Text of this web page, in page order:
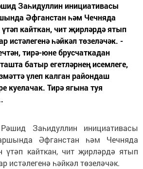
Заһидуллин инициативасы
Әфганстан һәм Чечняда
кайткан, чит җирләрдә ятып
истәлегенә һәйкәл төзеләчәк. -
тирә-юне брусчаткадан
батыр егетләрнең исемлеге,
үлеп калган райондаш
куелачак. Тирә ягына туя
Заһидуллин инициативасы
Әфганстан һәм Чечняда
үтәп кайткан, чит җирләрдә ятып
истәлегенә һәйкәл төзеләчәк.